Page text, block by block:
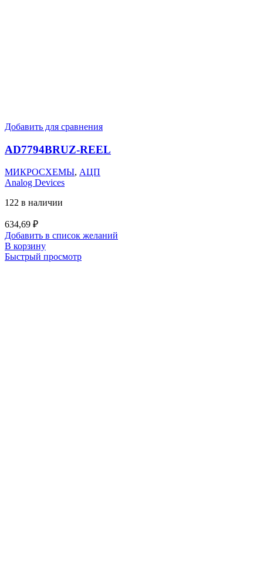
Добавить для сравнения
AD7794BRUZ-REEL
МИКРОСХЕМЫ, АЦП
Analog Devices
122 в наличии
634,69 ₽
Добавить в список желаний
В корзину
Быстрый просмотр